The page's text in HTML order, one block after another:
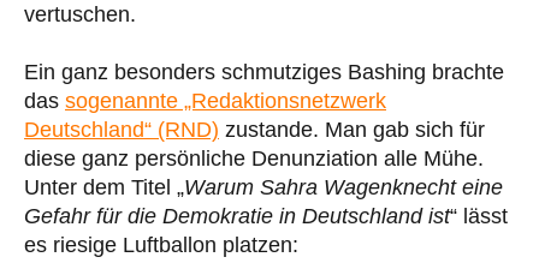
vertuschen.
Ein ganz besonders schmutziges Bashing brachte
das sogenannte „Redaktionsnetzwerk
Deutschland“ (RND) zustande. Man gab sich für
diese ganz persönliche Denunziation alle Mühe.
Unter dem Titel „Warum Sahra Wagenknecht eine
Gefahr für die Demokratie in Deutschland ist“ lässt
es riesige Luftballon platzen: